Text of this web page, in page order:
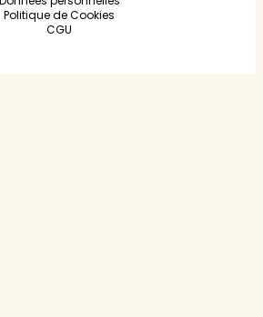
Politique de Cookies
CGU